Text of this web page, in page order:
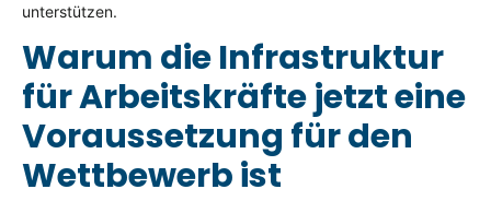
unterstützen.
Warum die Infrastruktur
für Arbeitskräfte jetzt eine
Voraussetzung für den
Wettbewerb ist